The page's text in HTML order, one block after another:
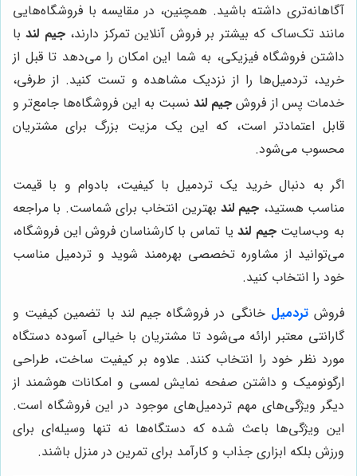
آگاهانه‌تری داشته باشید. همچنین، در مقایسه با فروشگاه‌هایی
مانند تک‌ساک که بیشتر بر فروش آنلاین تمرکز دارند،جیم لندبا
داشتن فروشگاه فیزیکی، به شما این امکان را می‌دهد تا قبل از
خرید، تردمیل‌ها را از نزدیک مشاهده و تست کنید. از طرفی،
خدمات پس از فروش جیم لندنسبت به این فروشگاه‌ها جامع‌تر و
قابل اعتمادتر است، که این یک مزیت بزرگ برای مشتریان
محسوب می‌شود.
اگر به دنبال خرید یک تردمیل با کیفیت، بادوام و با قیمت
مناسب هستید، جیم لند بهترین انتخاب برای شماست. با مراجعه
به وب‌سایتجیم لندیا تماس با کارشناسان فروش این فروشگاه،
می‌توانید از مشاوره تخصصی بهره‌مند شوید و تردمیل مناسب
خود را انتخاب کنید.
فروشتردمیل خانگی در فروشگاه جیم لند با تضمین کیفیت و
گارانتی معتبر ارائه می‌شود تا مشتریان با خیالی آسوده دستگاه
مورد نظر خود را انتخاب کنند. علاوه بر کیفیت ساخت، طراحی
ارگونومیک و داشتن صفحه نمایش لمسی و امکانات هوشمند از
دیگر ویژگی‌های مهم تردمیل‌های موجود در این فروشگاه است.
این ویژگی‌ها باعث شده که دستگاه‌ها نه تنها وسیله‌ای برای
ورزش بلکه ابزاری جذاب و کارآمد برای تمرین در منزل باشند.